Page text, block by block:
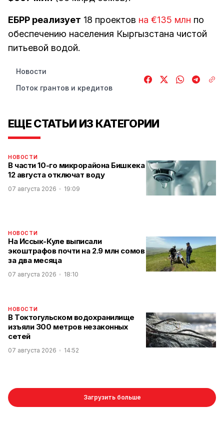
ЕБРР реализует 18 проектов на €135 млн по
обеспечению населения Кыргызстана чистой
питьевой водой.
Новости
Поток грантов и кредитов
ЕЩЕ СТАТЬИ ИЗ КАТЕГОРИИ
НОВОСТИ
В части 10-го микрорайона Бишкека
12 августа отключат воду
07 августа 2026 19:09
НОВОСТИ
На Иссык-Куле выписали
экоштрафов почти на 2.9 млн сомов
за два месяца
07 августа 2026 18:10
НОВОСТИ
В Токтогульском водохранилище
изъяли 300 метров незаконных
сетей
07 августа 2026 14:52
Загрузить больше